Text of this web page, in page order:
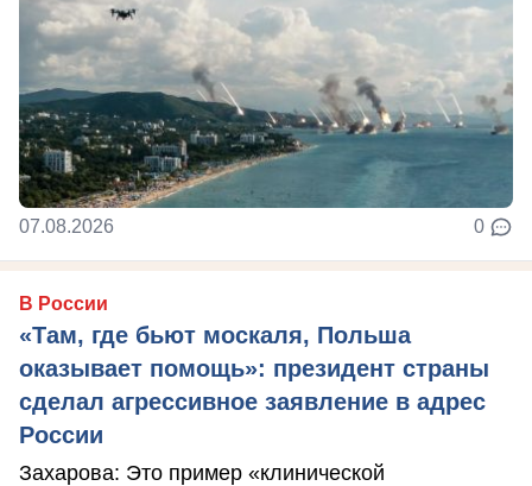
07.08.2026 0
В России
«Там, где бьют москаля, Польша
оказывает помощь»: президент страны
сделал агрессивное заявление в адрес
России
Захарова: Это пример «клинической